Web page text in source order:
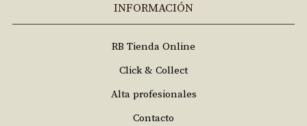
INFORMACIÓN
RB Tienda Online
Click & Collect
Alta profesionales
Contacto